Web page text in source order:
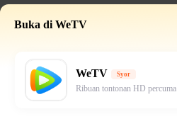
Buka di WeTV
WeTV Syor
Ribuan tontonan HD percuma